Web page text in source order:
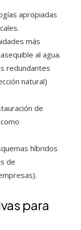
apropiadas
más
al agua.
redundantes
natural)
de
híbridos
de
para